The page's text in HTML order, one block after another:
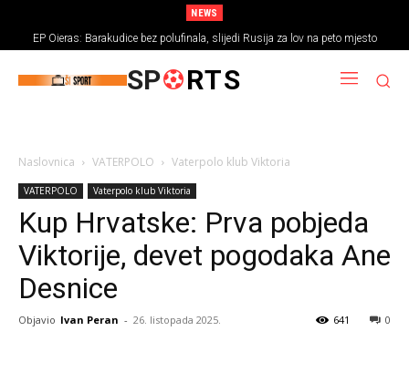
NEWS
EP Oieras: Barakudice bez polufinala, slijedi Rusija za lov na peto mjesto
SP RTS
Naslovnica VATERPOLO Vaterpolo klub Viktoria
VATERPOLO Vaterpolo klub Viktoria
Kup Hrvatske: Prva pobjeda
Viktorije, devet pogodaka Ane
Desnice
Objavio Ivan Peran - 26. listopada 2025. 0
641